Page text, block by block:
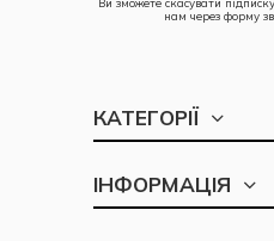
нам через форму
КАТЕГОРІЇ
ІНФОРМАЦІЯ